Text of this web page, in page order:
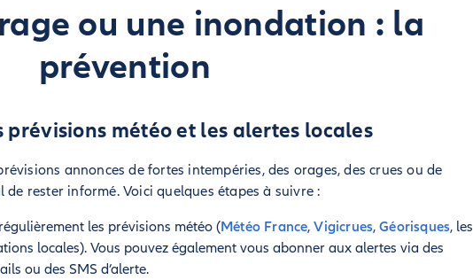
ou une inondation : la
prévention
prévisions météo et les alertes locales
annonces de fortes intempéries, des orages, des crues ou de
rester informé. Voici quelques étapes à suivre :
les prévisions météo (Météo France,Vigicrues,Géorisques, les
locales). Vous pouvez également vous abonner aux alertes via des
ou des SMS d’alerte.